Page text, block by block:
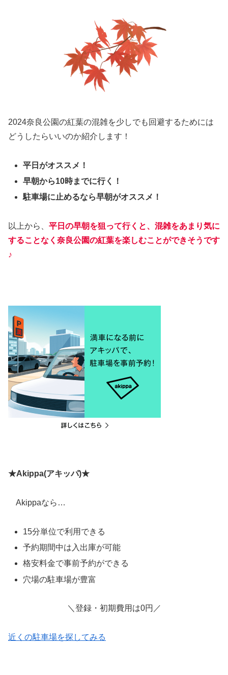
2024奈良公園の紅葉の混雑を少しでも回避するためには
どうしたらいいのか紹介します！
平日がオススメ！
早朝から10時までに行く！
駐車場に止めるなら早朝がオススメ！
以上から、 平日の早朝を狙って行くと、混雑をあまり気に
することなく奈良公園の紅葉を楽しむことができそうです
♪
★Akippa(アキッパ)★
Akippaなら…
15分単位で利用できる
予約期間中は入出庫が可能
格安料金で事前予約ができる
穴場の駐車場が豊富
＼登録・初期費用は0円／
近くの駐車場を探してみる